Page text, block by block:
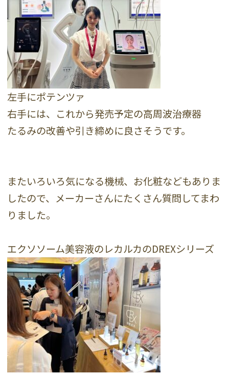
左手にポテンツァ
右手には、これから発売予定の高周波治療器
たるみの改善や引き締めに良さそうです。
またいろいろ気になる機械、お化粧などもありま
したので、メーカーさんにたくさん質問してまわ
りました。
エクソソーム美容液のレカルカのDREXシリーズ